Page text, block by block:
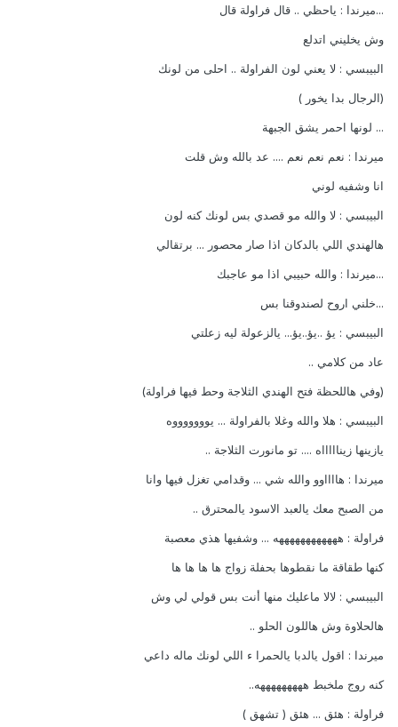
...ميرندا : ياحظي .. قال فراولة قال
وش يخليني اتدلع
البيبسي : لا يعني لون الفراولة .. احلى من لونك
(الرجال بدا يخور )
... لونها احمر يشق الجبهة
ميرندا : نعم نعم نعم .... عد بالله وش قلت
انا وشفيه لوني
البيبسي : لا والله مو قصدي بس لونك كنه لون
هالهندي اللي بالدكان اذا صار محصور ... برتقالي
...ميرندا : والله حبيبي اذا مو عاجبك
...خلني اروح لصندوقنا بس
البيبسي : يؤ ..يؤ..يؤ... يالزعولة ليه زعلتي
عاد من كلامي ..
(وفي هاللحظة فتح الهندي الثلاجة وحط فيها فراولة)
البيبسي : هلا والله وغلا بالفراولة ... يوووووووه
يازينها زيناااااه .... تو مانورت الثلاجة ..
ميرندا : هااااوو والله شي ... وقدامي تغزل فيها وانا
من الصبح معك يالعبد الاسود يالمحترق ..
فراولة : ههههههههههههه ... وشفيها هذي معصبة
كنها طقاقة ما نقطوها بحفلة زواج ها ها ها ها
البيبسي : لالا ماعليك منها أنت بس قولي لي وش
هالحلاوة وش هاللون الحلو ..
ميرندا : اقول يالدبا يالحمرا ء اللي لونك ماله داعي
كنه روج ملخبط هههههههههه..
فراولة : هئق ... هئق ( تشهق )